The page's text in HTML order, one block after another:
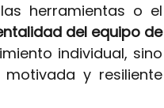
herramientas o el
del equipo de
individual, sino
motivada y resiliente